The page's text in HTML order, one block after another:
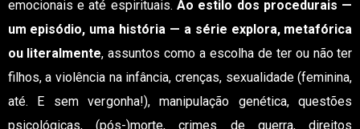
emocionais e até espirituais. Ao estilo dos procedurais —
um episódio, uma história — a série explora, metafórica
ou literalmente, assuntos como a escolha de ter ou não ter
filhos, a violência na infância, crenças, sexualidade (feminina,
até. E sem vergonha!), manipulação genética, questões
psicológicas, (pós-)morte, crimes de guerra, direitos